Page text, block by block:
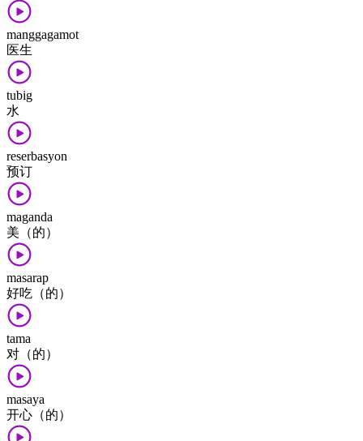
manggagamot
医生
tubig
水
reserbasyon
预订
maganda
美（的）
masarap
好吃（的）
tama
对（的）
masaya
开心（的）